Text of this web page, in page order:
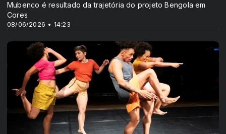
08/06/2026 • 14:23
Mubenco é resultado da trajetória do projeto Bengola em
Cores